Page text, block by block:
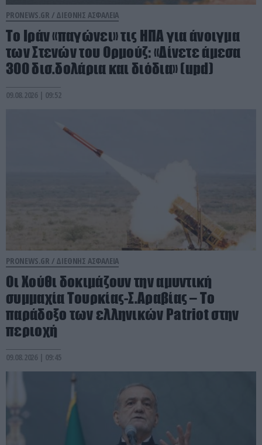
PRONEWS.GR / ΔΙΕΘΝΗΣ ΑΣΦΑΛΕΙΑ
Το Ιράν «παγώνει» τις ΗΠΑ για άνοιγμα
των Στενών του Ορμούζ: «Δίνετε άμεσα
300 δισ.δολάρια και διόδια» (upd)
09.08.2026 | 09:52
PRONEWS.GR / ΔΙΕΘΝΗΣ ΑΣΦΑΛΕΙΑ
Οι Χούθι δοκιμάζουν την αμυντική
συμμαχία Τουρκίας-Σ.Αραβίας – Το
παράδοξο των ελληνικών Patriot στην
περιοχή
09.08.2026 | 09:45